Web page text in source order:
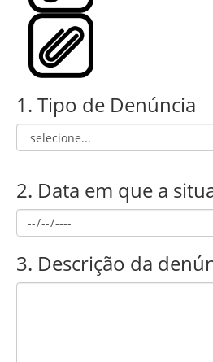
1. Tipo de Denúncia
2. Data em que a
3. Descrição da